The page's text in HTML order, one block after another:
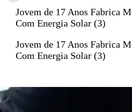
Jovem de 17 Anos Fabrica
Com Energia Solar (3)
Jovem de 17 Anos Fabrica
Com Energia Solar (3)